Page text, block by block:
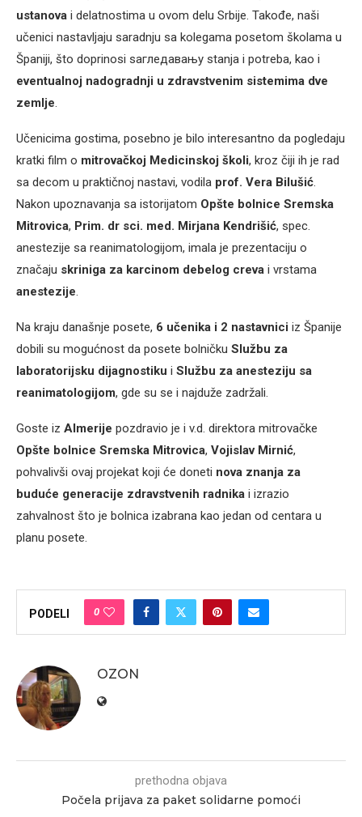
ustanova i delatnostima u ovom delu Srbije. Takođe, naši
učenici nastavljaju saradnju sa kolegama posetom školama u
Španiji, što doprinosi sагледавању stanja i potreba, kao i
eventualnoj nadogradnji u zdravstvenim sistemima dve
zemlje.
Učenicima gostima, posebno je bilo interesantno da pogledaju
kratki film o mitrovačkoj Medicinskoj školi, kroz čiji ih je rad
sa decom u praktičnoj nastavi, vodila prof. Vera Bilušić.
Nakon upoznavanja sa istorijatom Opšte bolnice Sremska
Mitrovica, Prim. dr sci. med. Mirjana Kendrišić, spec.
anestezije sa reanimatologijom, imala je prezentaciju o
značaju skriniga za karcinom debelog creva i vrstama
anestezije.
Na kraju današnje posete, 6 učenika i 2 nastavnici iz Španije
dobili su mogućnost da posete bolničku Službu za
laboratorijsku dijagnostiku i Službu za anesteziju sa
reanimatologijom, gde su se i najduže zadržali.
Goste iz Almerije pozdravio je i v.d. direktora mitrovačke
Opšte bolnice Sremska Mitrovica, Vojislav Mirnić,
pohvalivši ovaj projekat koji će doneti nova znanja za
buduće generacije zdravstvenih radnika i izrazio
zahvalnost što je bolnica izabrana kao jedan od centara u
planu posete.
PODELI 0
OZON
prethodna objava
Počela prijava za paket solidarne pomoći